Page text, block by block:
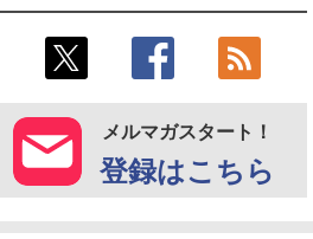
メルマガスタート！
登録はこちら